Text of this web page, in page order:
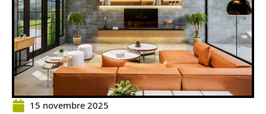
15 novembre 2025